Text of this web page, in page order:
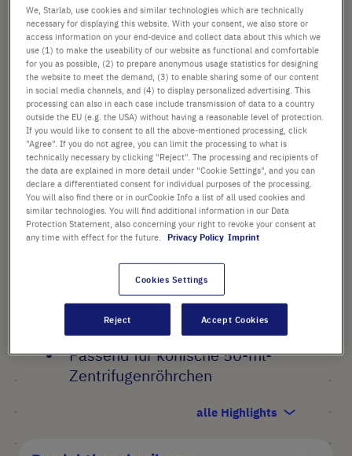
PRODUKT HIGHLIGHTS
Einheitliche Nylonporengrößen
von 40 µm, 70 µm und 100 µm
Die vorstehende Lippe am
Zellsieb ermöglicht keimfreies
Anfassen mit der Pinzette
Passend für konische 50-ml-
Zentrifugenröhrchen
alle Highlights
statt 118,83 €
Preis ist der reduzierte Preis. [*zzgl. MwSt. und
Versandkosten]
- +
In
den
Warenkorb
We, Starlab, use cookies and similar technologies which are technically
necessary for displaying this website. With your consent, we also store or
access information on your end-device and collect data about this which we
use (1) to make the useability of our website as functional and comfortable
for you as possible, (2) to prepare anonymous usage statistics for designing
the website to meet the demand, (3) to enable sharing some of our content
in social media channels, and (4) to display personalized advertising. This
processing can also in each case include transmission of data to a country
outside the EU (e.g. the USA) without having a reasonable level of protection.
If you would like to consent to all the above-mentioned processing, click
"Agree". If you do not agree, you can limit the processing to what is
technically necessary by clicking "Reject". The processing and recipients of
the data are explained in more detail under "Cookie Settings", and you can
declare a differentiated consent for individual purposes of the processing.
You will also find there or in ourCookie Info a list of all used cookies and
similar technologies. You will find additional information in our Data
Protection Statement, also concerning your right to revoke your consent at
any time with effect for the future.
Privacy Policy Imprint
Cookies Settings
Reject Accept Cookies